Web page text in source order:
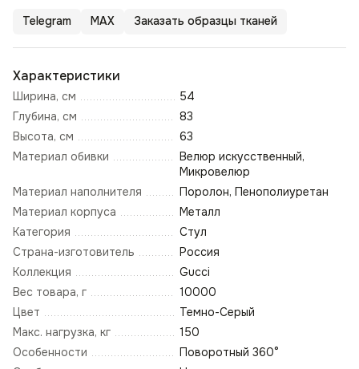
Telegram MAX Заказать образцы тканей
Характеристики
Ширина, см
54
Глубина, см
83
Высота, см
63
Материал обивки
Велюр искусственный,
Микровелюр
Материал наполнителя
Поролон, Пенополиуретан
Материал корпуса
Металл
Категория
Стул
Страна-изготовитель
Россия
Коллекция
Gucci
Вес товара, г
10000
Цвет
Темно-Серый
Макс. нагрузка, кг
150
Особенности
Поворотный 360°